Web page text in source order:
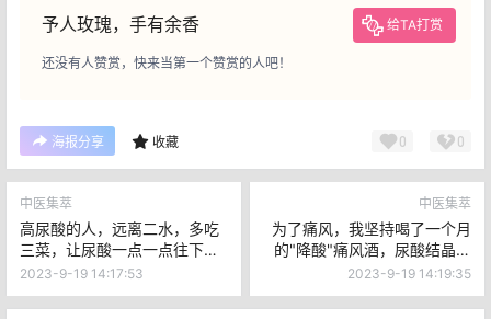
予人玫瑰，手有余香 给TA打赏
还没有人赞赏，快来当第一个赞赏的人吧！
海报分享 收藏 0 0
中医集萃
高尿酸的人，远离二水，多吃
三菜，让尿酸一点一点往下
降！
2023-9-19 14:17:53
中医集萃
为了痛风，我坚持喝了一个月
的"降酸"痛风酒，尿酸结晶也
溶掉了
2023-9-19 14:19:35